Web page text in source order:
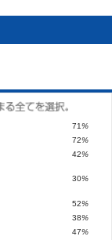
71%
72%
42%
30%
52%
38%
47%